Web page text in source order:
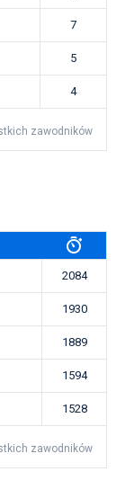
7
5
4
zawodników
2084
1930
1889
1594
1528
zawodników